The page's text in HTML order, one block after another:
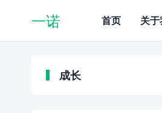
一诺 首页 关
成长